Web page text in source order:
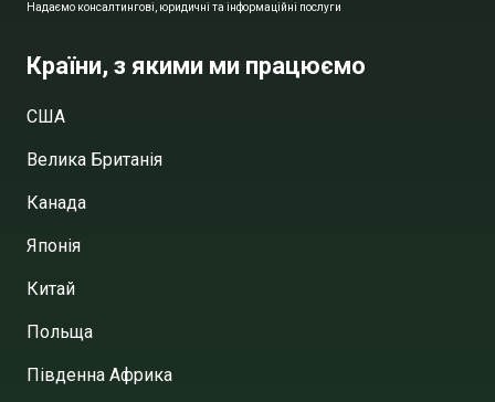
Надаємо консалтингові, юридичні та інформаційні послуги
Країни, з якими ми працюємо
США
Велика Британія
Канада
Японія
Китай
Польща
Південна Африка